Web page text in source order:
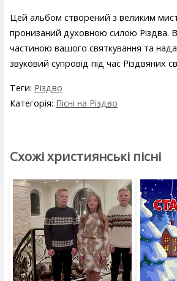
Цей альбом створений з великим
пронизаний духовною силою Різдва.
частиною вашого святкування та
звуковий супровід під час Різдвяних
Теги: Різдво
Категорія: Пісні на Різдво
Схожі християнські пісні